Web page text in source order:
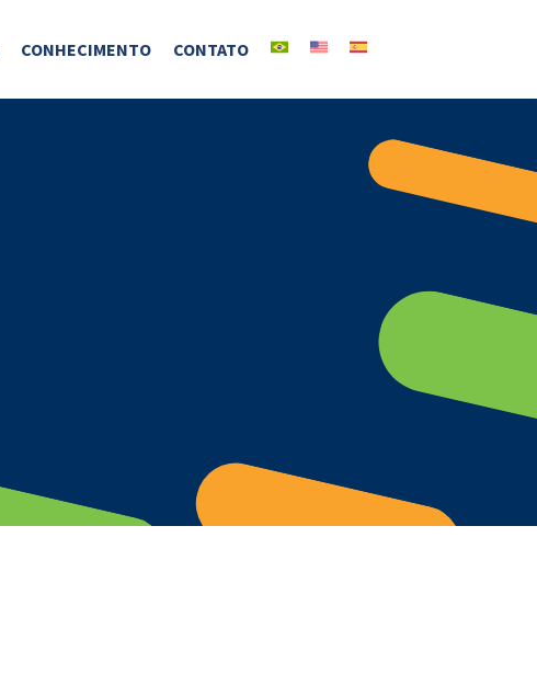
CONHECIMENTO CONTATO